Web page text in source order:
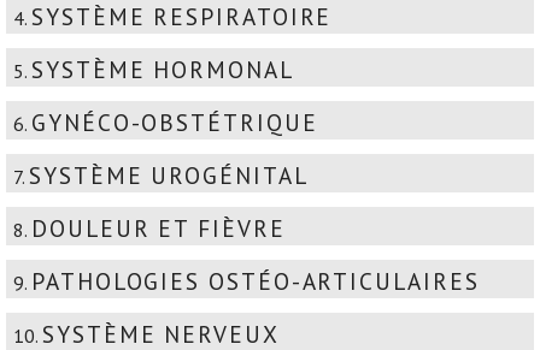
4. SYSTÈME RESPIRATOIRE
5. SYSTÈME HORMONAL
6. GYNÉCO-OBSTÉTRIQUE
7. SYSTÈME UROGÉNITAL
8. DOULEUR ET FIÈVRE
9. PATHOLOGIES OSTÉO-ARTICULAIRES
10. SYSTÈME NERVEUX